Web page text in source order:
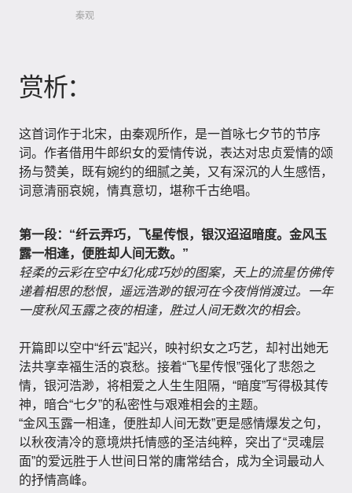
秦观
赏析：
这首词作于北宋，由秦观所作，是一首咏七夕节的节序
词。作者借用牛郎织女的爱情传说，表达对忠贞爱情的颂
扬与赞美，既有婉约的细腻之美，又有深沉的人生感悟，
词意清丽哀婉，情真意切，堪称千古绝唱。
第一段：“纤云弄巧，飞星传恨，银汉迢迢暗度。金风玉
露一相逢，便胜却人间无数。”
轻柔的云彩在空中幻化成巧妙的图案，天上的流星仿佛传
递着相思的愁恨，遥远浩渺的银河在今夜悄悄渡过。一年
一度秋风玉露之夜的相逢，胜过人间无数次的相会。
开篇即以空中“纤云”起兴，映衬织女之巧艺，却衬出她无
法共享幸福生活的哀愁。接着“飞星传恨”强化了悲怨之
情，银河浩渺，将相爱之人生生阻隔，“暗度”写得极其传
神，暗合“七夕”的私密性与艰难相会的主题。
“金风玉露一相逢，便胜却人间无数”更是感情爆发之句，
以秋夜清冷的意境烘托情感的圣洁纯粹，突出了“灵魂层
面”的爱远胜于人世间日常的庸常结合，成为全词最动人
的抒情高峰。